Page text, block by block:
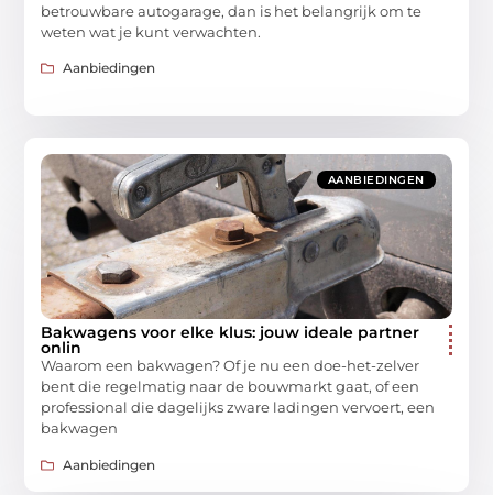
betrouwbare autogarage, dan is het belangrijk om te
weten wat je kunt verwachten.
Aanbiedingen
AANBIEDINGEN
Bakwagens voor elke klus: jouw ideale partner
onlin
Waarom een bakwagen? Of je nu een doe-het-zelver
bent die regelmatig naar de bouwmarkt gaat, of een
professional die dagelijks zware ladingen vervoert, een
bakwagen
Aanbiedingen